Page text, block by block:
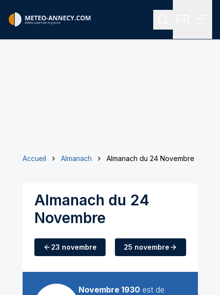
Rechercher
Accueil Almanach Almanach du 24 Novembre
Almanach du 24
Novembre
23 novembre 25 novembre
Novembre 1930est de